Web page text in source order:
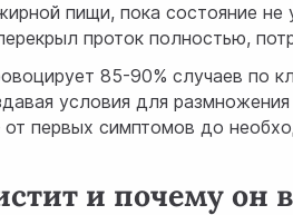
пищи, пока состояние не
проток полностью,
85-90% случаев по
условия для
от первых симптомов до
и почему он